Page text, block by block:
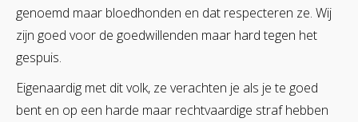
genoemd maar bloedhonden en dat respecteren ze. Wij
zijn goed voor de goedwillenden maar hard tegen het
gespuis.
Eigenaardig met dit volk, ze verachten je als je te goed
bent en op een harde maar rechtvaardige straf hebben